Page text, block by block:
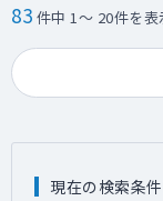
83 件中 1～ 20件を表
現在の検索条件